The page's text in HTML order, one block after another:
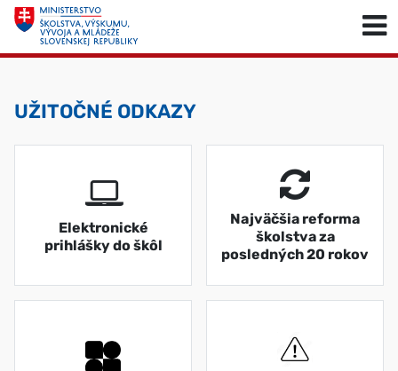
Skočiť na obsah
UŽITOČNÉ ODKAZY
Elektronické
prihlášky do škôl
Najväčšia reforma
školstva za
posledných 20 rokov
Skočiť na začiatok stránky